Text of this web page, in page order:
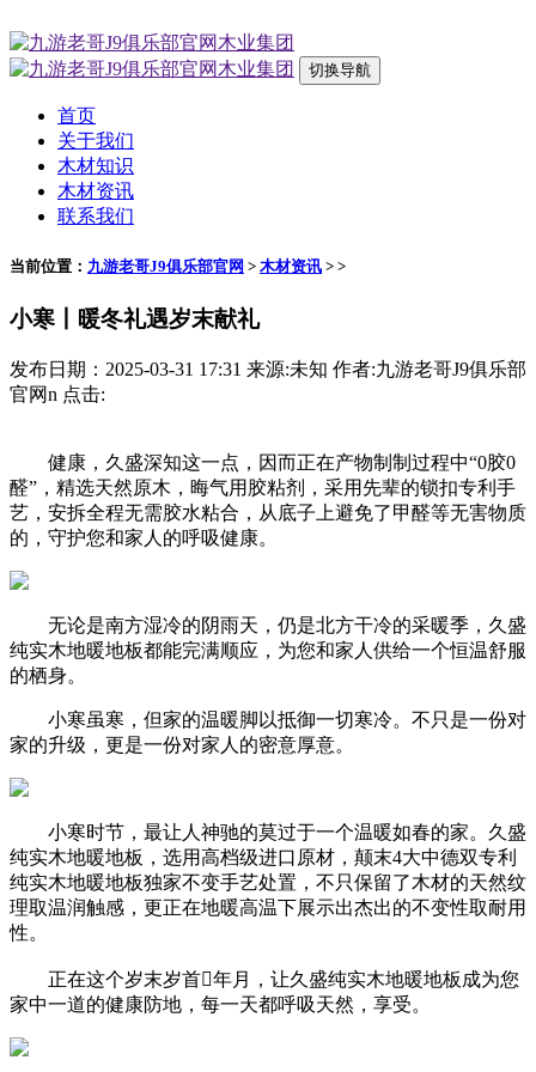
切换导航
首页
关于我们
木材知识
木材资讯
联系我们
当前位置： 九游老哥J9俱乐部官网 > 木材资讯 > >
小寒丨暖冬礼遇岁末献礼
发布日期：2025-03-31 17:31 来源:未知 作者:九游老哥J9俱乐部
官网n 点击:
健康，久盛深知这一点，因而正在产物制制过程中“0胶0
醛”，精选天然原木，晦气用胶粘剂，采用先辈的锁扣专利手
艺，安拆全程无需胶水粘合，从底子上避免了甲醛等无害物质
的，守护您和家人的呼吸健康。
无论是南方湿冷的阴雨天，仍是北方干冷的采暖季，久盛
纯实木地暖地板都能完满顺应，为您和家人供给一个恒温舒服
的栖身。
小寒虽寒，但家的温暖脚以抵御一切寒冷。不只是一份对
家的升级，更是一份对家人的密意厚意。
小寒时节，最让人神驰的莫过于一个温暖如春的家。久盛
纯实木地暖地板，选用高档级进口原材，颠末4大中德双专利
纯实木地暖地板独家不变手艺处置，不只保留了木材的天然纹
理取温润触感，更正在地暖高温下展示出杰出的不变性取耐用
性。
正在这个岁末岁首年月，让久盛纯实木地暖地板成为您
家中一道的健康防地，每一天都呼吸天然，享受。